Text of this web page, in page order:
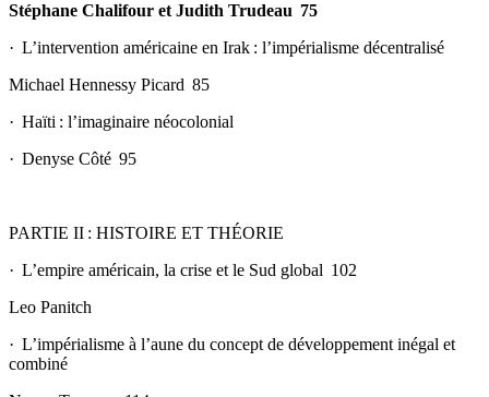
Stéphane Chalifour et Judith Trudeau 75
· L’intervention américaine en Irak : l’impérialisme décentralisé
Michael Hennessy Picard 85
· Haïti : l’imaginaire néocolonial
· Denyse Côté 95
PARTIE II : HISTOIRE ET THÉORIE
· L’empire américain, la crise et le Sud global 102
Leo Panitch
· L’impérialisme à l’aune du concept de développement inégal et
combiné